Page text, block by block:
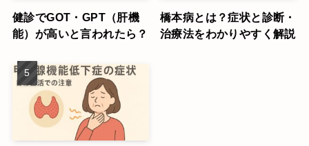
健診でGOT・GPT（肝機
能）が高いと言われたら？
橋本病とは？症状と診断・
治療法をわかりやすく解説